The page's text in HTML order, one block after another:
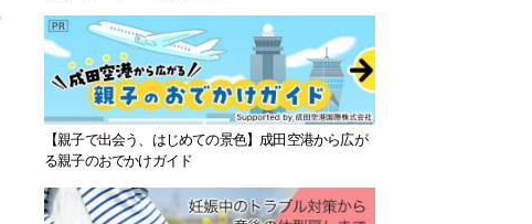
【親子で出会う、はじめての景色】成田空港から広が
る親子のおでかけガイド